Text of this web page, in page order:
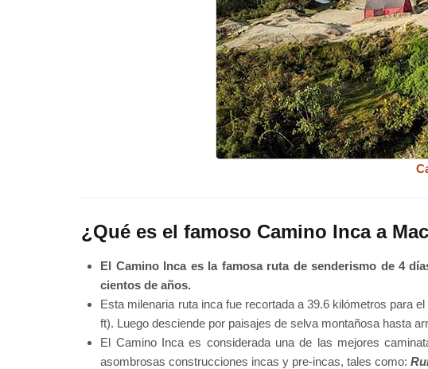
¿Qué es el famoso Camino Inca a
El Camino Inca es la famosa ruta de senderismo de 4
cientos de años.
Esta milenaria ruta inca fue recortada a 39.6 kilómetros para
ft). Luego desciende por paisajes de selva montañosa hasta
El Camino Inca es considerada una de las mejores
asombrosas construcciones incas y pre-incas, tales como: